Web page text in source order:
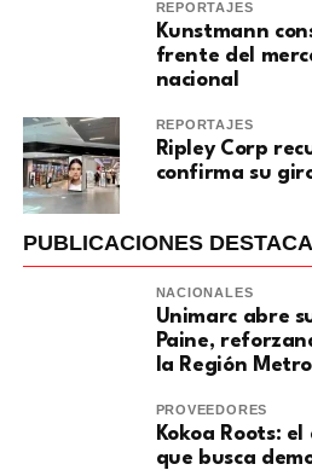
REPORTAJES
Kunstmann
frente del
nacional
REPORTAJES
Ripley Corp
confirma su
PUBLICACIONES
NACIONALES
Unimarc abre
Paine,
la Región
PROVEEDORES
Kokoa Roots:
que busca